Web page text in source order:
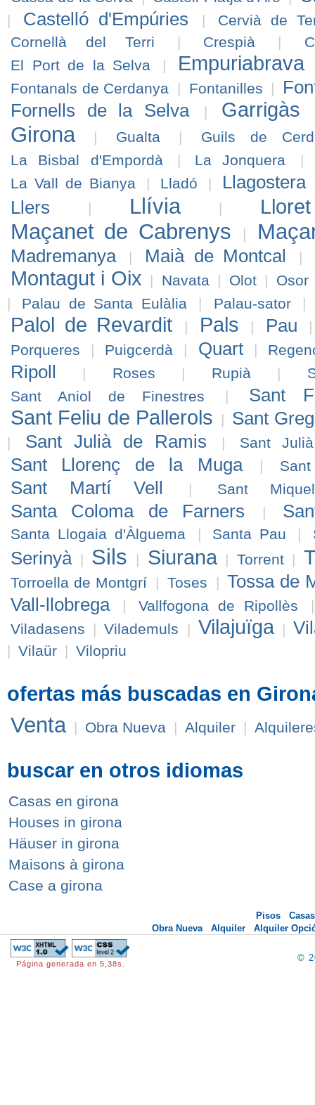
| Castelló d'Empúries |
Cervià de
Cornellà del Terri
| Crespià |
El Port de la Selva
| Empuriabrava
Fontanals de Cerdanya
| Fontanilles |
Fornells de la Selva
| Garrigàs
Girona | Gualta |
Guils de
La Bisbal d'Empordà
| La Jonquera
|
La Vall de Bianya
| Lladó | Llagostera
Llers | Llívia |
Maçanet de Cabrenys |
Madremanya | Maià de Montcal |
Montagut i Oix | Navata | Olot | Osor
|
Palau de Santa Eulàlia | Palau-sator |
Palol de Revardit | Pals | Pau
Porqueres
| Puigcerdà | Quart |
Ripoll | Roses | Rupià |
Sant Aniol de Finestres
| Sant
Sant Feliu de Pallerols | Sant
| Sant Julià de Ramis | Sant
Sant Llorenç de la Muga |
Sant Martí Vell | Sant
Santa Coloma de Farners |
Santa Llogaia d'Àlguema | Santa Pau |
Serinyà | Sils | Siurana | Torrent |
Torroella de Montgrí | Toses | Tossa de
Vall-llobrega
| Vallfogona de Ripollès
Viladasens
| Vilademuls | Vilajuïga |
| Vilaür | Vilopriu
ofertas más buscadas en
Venta | Obra Nueva | Alquiler |
buscar en otros idiomas
Casas en girona
Houses in girona
Häuser in girona
Maisons à girona
Case a girona
Pisos
Casas
Obra Nueva
Alquiler Alquiler
Página generada en 5,38s.
©